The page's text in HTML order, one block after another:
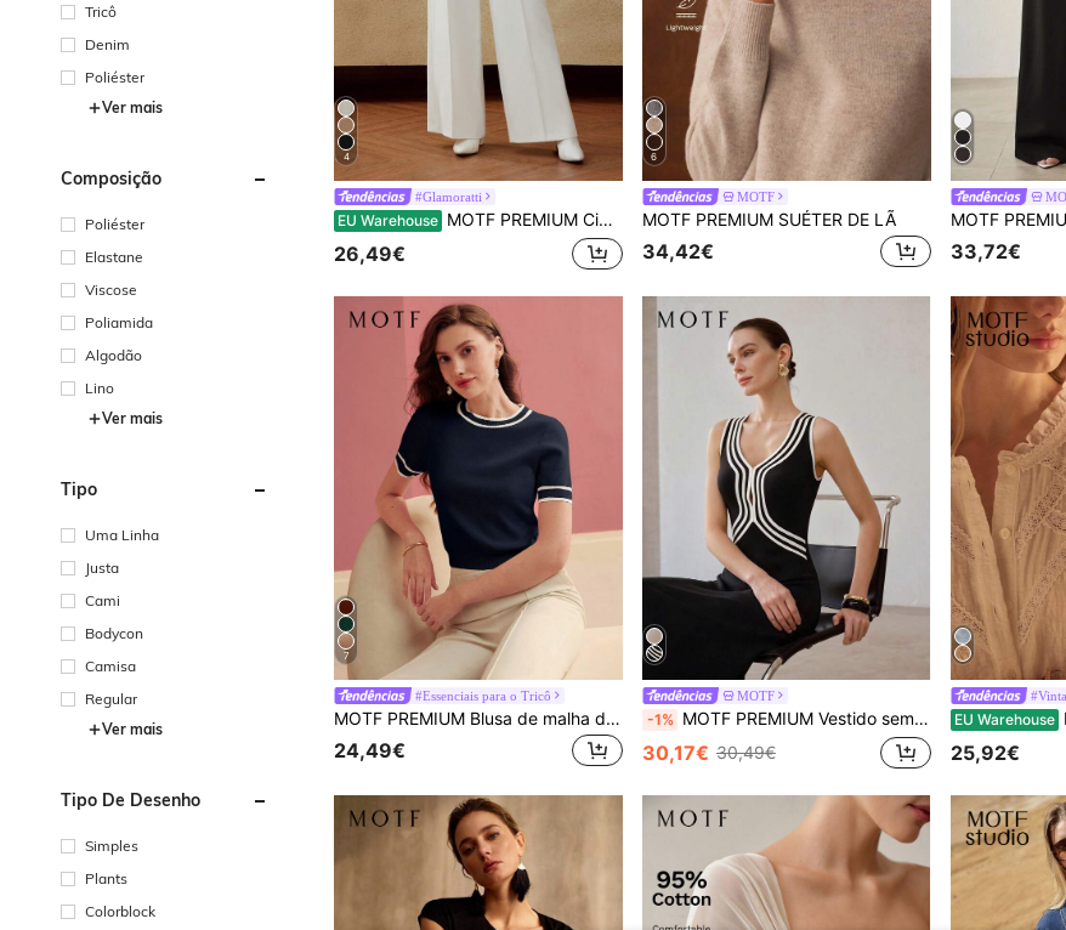
Tricô
Denim
Poliéster
Ver mais
Composição
Poliéster
Elastane
Viscose
Poliamida
Algodão
Lino
Ver mais
Tipo
Uma Linha
Justa
Cami
Bodycon
Camisa
Regular
Ver mais
Tipo De Desenho
Simples
Plants
Colorblock
4
#Glamoratti
EU Warehouse MOTF PREMIUM Cinto Largo Detalhe Calças De Terno
26,49€
6
MOTF
MOTF PREMIUM SUÉTER DE LÃ
34,42€ 33,72€
7
#Essenciais para o Tricô
MOTF PREMIUM Blusa de malha de manga curta com detalhes contrastantes, ideal para outono e inverno.
24,49€
MOTF
-1% MOTF PREMIUM Vestido sem mangas em malha elástica com blocos de cores preto e branco, decote em V profundo, ideal para passeios casuais ou ocasiões levemente formais, com excelente caimento ao caminhar.
30,17€ 30,49€
EU Warehouse
25,92€